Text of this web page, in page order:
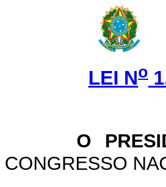
LEI No
O
CONGRESSO